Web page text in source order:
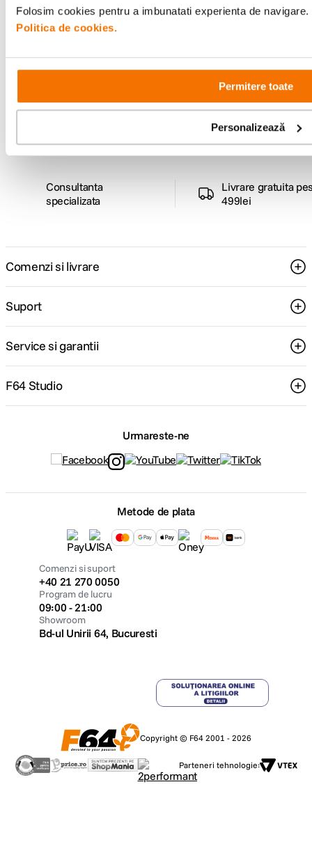
Folosim cookies pentru a imbunatati experienta de
Politica de cookies.
Permitere toate
Personalizează
Alatura-te comunitatii creatorilor
Descopera inspiratie, recomandari utile,
ghiduri foto-video si oferte pregatite special
Consultanta
specializata
Livrare gratuita
499lei
Comenzi si livrare
Suport
Service si garantii
F64 Studio
Urmareste-ne
Metode de plata
Comenzi si suport
+40 21 270 0050
Program de lucru
09:00 - 21:00
Showroom
Bd-ul Unirii 64, Bucuresti
Copyright © F64 2001 - 2026
Parteneri tehnologie: